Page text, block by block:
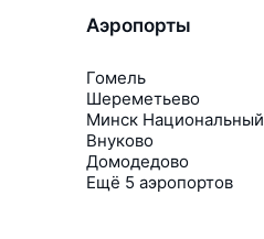
Аэропорты
Гомель
Шереметьево
Минск Национальный
Внуково
Домодедово
Ещё 5 аэропортов